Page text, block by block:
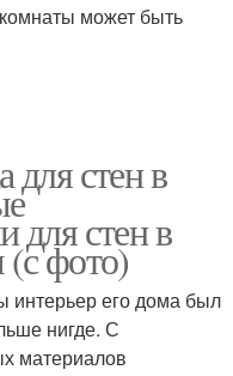
может быть
для стен в
для стен в
(с фото)
интерьер его дома был
нигде. С
материалов